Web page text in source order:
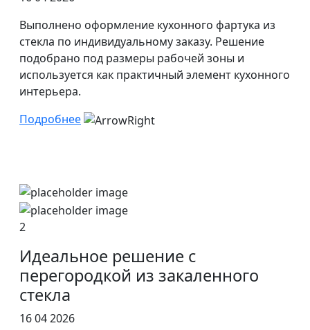
Выполнено оформление кухонного фартука из
стекла по индивидуальному заказу. Решение
подобрано под размеры рабочей зоны и
используется как практичный элемент кухонного
интерьера.
Подробнее
2
Идеальное решение с
перегородкой из закаленного
стекла
16 04 2026